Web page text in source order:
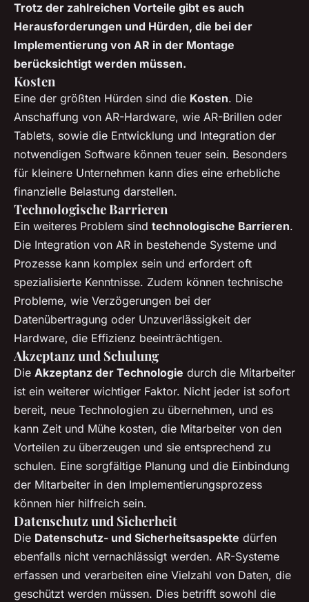
Trotz der zahlreichen Vorteile gibt es auch
Herausforderungen und Hürden, die bei der
Implementierung von AR in der Montage
berücksichtigt werden müssen.
Kosten
Eine der größten Hürden sind die Kosten. Die
Anschaffung von AR-Hardware, wie AR-Brillen oder
Tablets, sowie die Entwicklung und Integration der
notwendigen Software können teuer sein. Besonders
für kleinere Unternehmen kann dies eine erhebliche
finanzielle Belastung darstellen.
Technologische Barrieren
Ein weiteres Problem sind technologische Barrieren.
Die Integration von AR in bestehende Systeme und
Prozesse kann komplex sein und erfordert oft
spezialisierte Kenntnisse. Zudem können technische
Probleme, wie Verzögerungen bei der
Datenübertragung oder Unzuverlässigkeit der
Hardware, die Effizienz beeinträchtigen.
Akzeptanz und Schulung
Die Akzeptanz der Technologie durch die Mitarbeiter
ist ein weiterer wichtiger Faktor. Nicht jeder ist sofort
bereit, neue Technologien zu übernehmen, und es
kann Zeit und Mühe kosten, die Mitarbeiter von den
Vorteilen zu überzeugen und sie entsprechend zu
schulen. Eine sorgfältige Planung und die Einbindung
der Mitarbeiter in den Implementierungsprozess
können hier hilfreich sein.
Datenschutz und Sicherheit
Die Datenschutz- und Sicherheitsaspekte dürfen
ebenfalls nicht vernachlässigt werden. AR-Systeme
erfassen und verarbeiten eine Vielzahl von Daten, die
geschützt werden müssen. Dies betrifft sowohl die